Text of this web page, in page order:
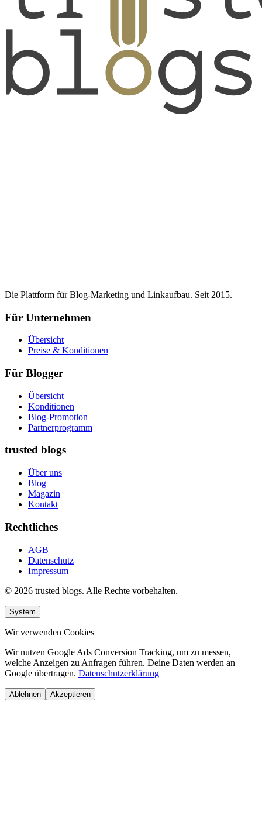
Die Plattform für Blog-Marketing und Linkaufbau. Seit 2015.
Für Unternehmen
Übersicht
Preise & Konditionen
Für Blogger
Übersicht
Konditionen
Blog-Promotion
Partnerprogramm
trusted blogs
Über uns
Blog
Magazin
Kontakt
Rechtliches
AGB
Datenschutz
Impressum
© 2026 trusted blogs. Alle Rechte vorbehalten.
System
Wir verwenden Cookies
Wir nutzen Google Ads Conversion Tracking, um zu messen,
welche Anzeigen zu Anfragen führen. Deine Daten werden an
Google übertragen. Datenschutzerklärung
Ablehnen Akzeptieren